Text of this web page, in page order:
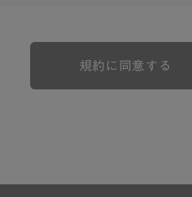
定めなき限り、個別規定の定めが
規約に同意する